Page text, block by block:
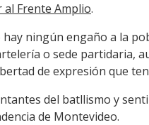
Frente Amplio.
ningún engaño a la
o sede partidaria,
de expresión que
del batllismo y
de Montevideo.